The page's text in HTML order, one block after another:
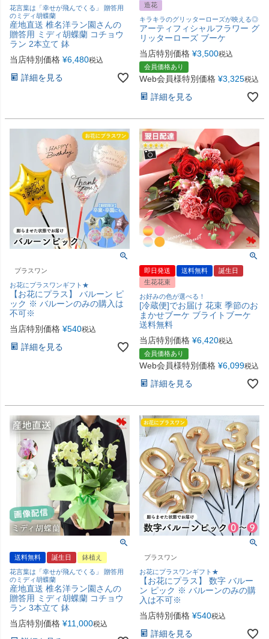
花言葉は「幸せが飛んでくる」 贈答用
のミディ胡蝶蘭
産地直送 椎名洋ラン園さんの
贈答用 ミディ胡蝶蘭 コチョウ
ラン 2本立て 鉢
当店特別価格 ¥6,480税込
詳細を見る
造花
キラキラのグリッターローズが映える◎
アーティフィシャルフラワー グ
リッターローズ ブーケ
当店特別価格 ¥3,500税込
会員価格あり
Web会員様特別価格 ¥3,325税込
詳細を見る
プラスワン
お花にプラスワンギフト★
【お花にプラス】 バルーン ピ
ック ※ バルーンのみの購入は
不可※
当店特別価格 ¥540税込
詳細を見る
即日発送 送料無料
誕生日
生花花束
お好みの色が選べる！
[冷蔵便]でお届け 花束 季節のお
まかせブーケ ブライトブーケ
送料無料
当店特別価格 ¥6,420税込
会員価格あり
Web会員様特別価格 ¥6,099税込
詳細を見る
送料無料 誕生日
鉢植え
花言葉は「幸せが飛んでくる」 贈答用
のミディ胡蝶蘭
産地直送 椎名洋ラン園さんの
贈答用 ミディ胡蝶蘭 コチョウ
ラン 3本立て 鉢
当店特別価格 ¥11,000税込
プラスワン
お花にプラスワンギフト★
【お花にプラス】 数字 バルー
ン ピック ※ バルーンのみの購
入は不可※
当店特別価格 ¥540税込
詳細を見る